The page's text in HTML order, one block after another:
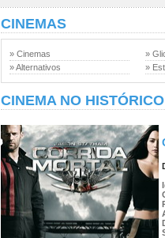
CINEMAS
» Cinemas
» Alternativos
»
»
CINEMA NO HISTÓRICO